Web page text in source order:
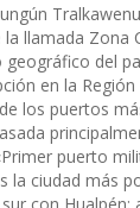
llamada Zona
del
en la
los puertos
puerto
la ciudad más
con Hualpén;